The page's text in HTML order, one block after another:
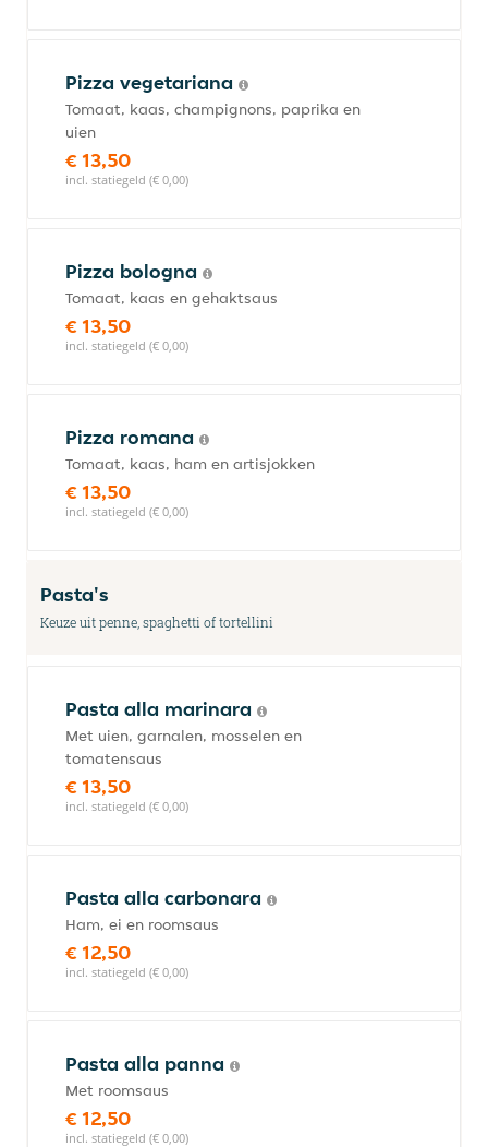
Pizza vegetariana
Tomaat, kaas, champignons, paprika en
uien
€ 13,50
incl. statiegeld (€ 0,00)
Pizza bologna
Tomaat, kaas en gehaktsaus
€ 13,50
incl. statiegeld (€ 0,00)
Pizza romana
Tomaat, kaas, ham en artisjokken
€ 13,50
incl. statiegeld (€ 0,00)
Pasta's
Keuze uit penne, spaghetti of tortellini
Pasta alla marinara
Met uien, garnalen, mosselen en
tomatensaus
€ 13,50
incl. statiegeld (€ 0,00)
Pasta alla carbonara
Ham, ei en roomsaus
€ 12,50
incl. statiegeld (€ 0,00)
Pasta alla panna
Met roomsaus
€ 12,50
incl. statiegeld (€ 0,00)